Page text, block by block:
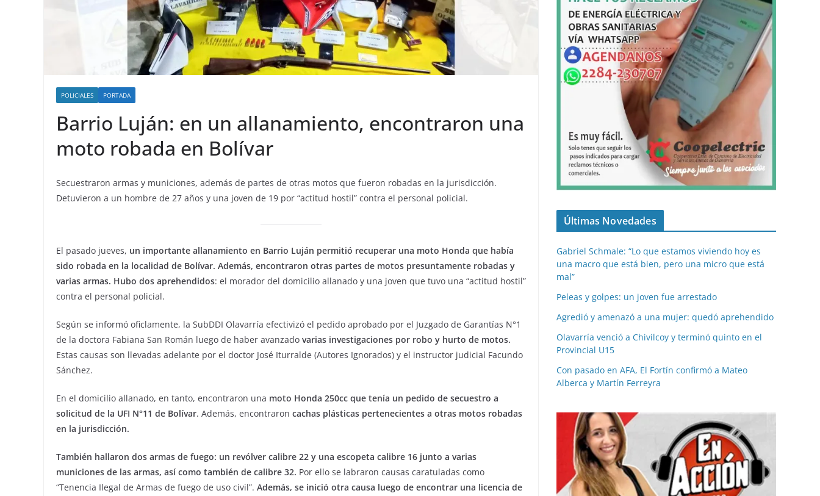
POLICIALES PORTADA
Barrio Luján: en un allanamiento, encontraron una
moto robada en Bolívar
Secuestraron armas y municiones, además de partes de otras motos que fueron robadas en la jurisdicción.
Detuvieron a un hombre de 27 años y una joven de 19 por “actitud hostil” contra el personal policial.
El pasado jueves, un importante allanamiento en Barrio Luján permitió recuperar una moto Honda que había
sido robada en la localidad de Bolívar. Además, encontraron otras partes de motos presuntamente robadas y
varias armas. Hubo dos aprehendidos: el morador del domicilio allanado y una joven que tuvo una “actitud hostil”
contra el personal policial.
Según se informó oficlamente, la SubDDI Olavarría efectivizó el pedido aprobado por el Juzgado de Garantías N°1
de la doctora Fabiana San Román luego de haber avanzado varias investigaciones por robo y hurto de motos.
Estas causas son llevadas adelante por el doctor José Iturralde (Autores Ignorados) y el instructor judicial Facundo
Sánchez.
En el domicilio allanado, en tanto, encontraron una moto Honda 250cc que tenía un pedido de secuestro a
solicitud de la UFI N°11 de Bolívar. Además, encontraron cachas plásticas pertenecientes a otras motos robadas
en la jurisdicción.
También hallaron dos armas de fuego: un revólver calibre 22 y una escopeta calibre 16 junto a varias
municiones de las armas, así como también de calibre 32. Por ello se labraron causas caratuladas como
“Tenencia Ilegal de Armas de fuego de uso civil”. Además, se inició otra causa luego de encontrar una licencia de
Últimas Novedades
Gabriel Schmale: “Lo que estamos viviendo hoy es
una macro que está bien, pero una micro que está
mal”
Peleas y golpes: un joven fue arrestado
Agredió y amenazó a una mujer: quedó aprehendido
Olavarría venció a Chivilcoy y terminó quinto en el
Provincial U15
Con pasado en AFA, El Fortín confirmó a Mateo
Alberca y Martín Ferreyra